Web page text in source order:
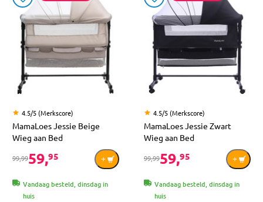
4.5/5 (Merkscore)
MamaLoes Jessie Beige
Wieg aan Bed
99,9959,95
Vandaag besteld, dinsdag in
huis
4.5/5 (Merkscore)
MamaLoes Jessie Zwart
Wieg aan Bed
99,9959,95
Vandaag besteld, dinsdag in
huis